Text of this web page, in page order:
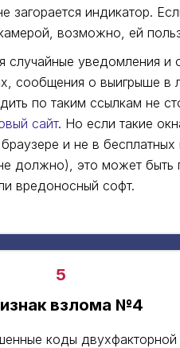
загорается индикатор.
возможно, ей
случайные уведомления
сообщения о выигрыше в
по таким ссылкам не
сайт. Но если такие
и не в
должно), это может быть
вредоносный софт.
5
взлома №4
коды двухфакторной